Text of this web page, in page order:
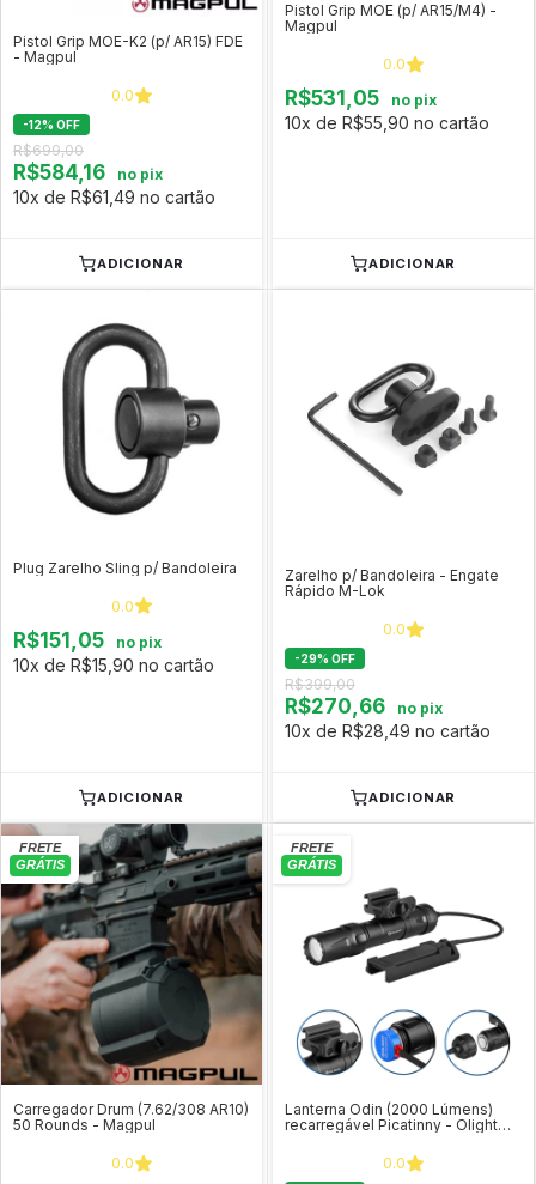
Pistol Grip MOE-K2 (p/ AR15) FDE
- Magpul
0.0
-12% OFF
R$699,00
R$584,16 no pix
10x de R$61,49 no cartão
ADICIONAR
Pistol Grip MOE (p/ AR15/M4) -
Magpul
0.0
R$531,05 no pix
10x de R$55,90 no cartão
ADICIONAR
Plug Zarelho Sling p/ Bandoleira
0.0
R$151,05 no pix
10x de R$15,90 no cartão
ADICIONAR
Zarelho p/ Bandoleira - Engate
Rápido M-Lok
0.0
-29% OFF
R$399,00
R$270,66 no pix
10x de R$28,49 no cartão
ADICIONAR
Carregador Drum (7.62/308 AR10)
50 Rounds - Magpul
0.0
Lanterna Odin (2000 Lúmens)
recarregável Picatinny - Olight
0.0